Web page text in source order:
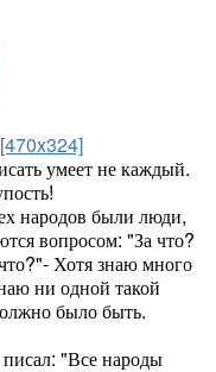
[470x324]
умеет не каждый.
народов были люди,
вопросом: "За что?
Хотя знаю много
ни одной такой
было быть.
"Все народы